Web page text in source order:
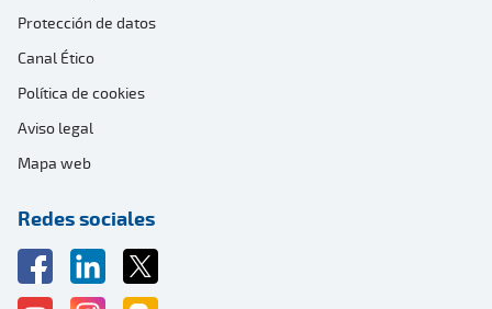
Protección de datos
Canal Ético
Política de cookies
Aviso legal
Mapa web
Redes sociales